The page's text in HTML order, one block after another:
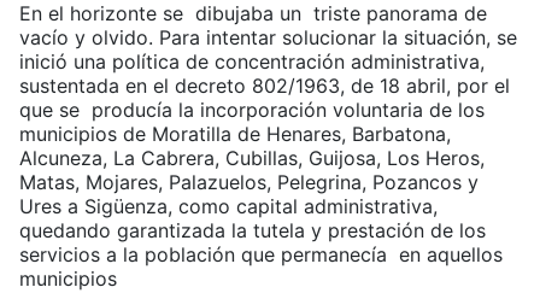
En el horizonte se dibujaba un triste panorama de
vacío y olvido. Para intentar solucionar la situación, se
inició una política de concentración administrativa,
sustentada en el decreto 802/1963, de 18 abril, por el
que se producía la incorporación voluntaria de los
municipios de Moratilla de Henares, Barbatona,
Alcuneza, La Cabrera, Cubillas, Guijosa, Los Heros,
Matas, Mojares, Palazuelos, Pelegrina, Pozancos y
Ures a Sigüenza, como capital administrativa,
quedando garantizada la tutela y prestación de los
servicios a la población que permanecía en aquellos
municipios